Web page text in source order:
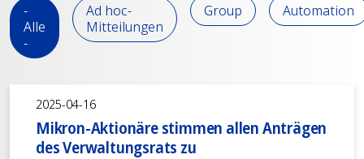
-
Alle
-
Ad hoc-
Mitteilungen
Group Automation
2025-04-16
Mikron-Aktionäre stimmen allen Anträgen
des Verwaltungsrats zu